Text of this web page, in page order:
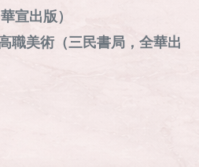
出版）
美術（三民書局，全華出